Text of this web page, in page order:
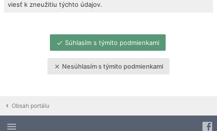
viesť k zneužitiu týchto údajov.
Súhlasím s týmito podmienkami
Nesúhlasím s týmito podmienkami
Obsah portálu